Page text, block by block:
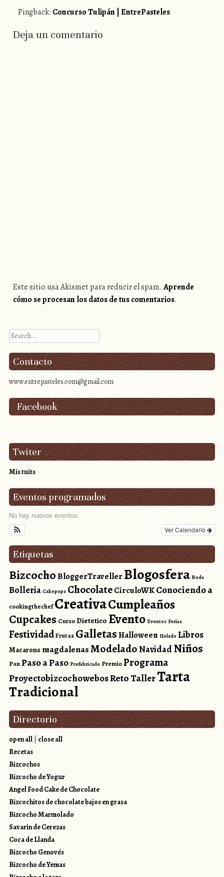
Pingback: Concurso Tulipán | EntrePasteles
Deja un comentario
Este sitio usa Akismet para reducir el spam.Aprende
cómo se procesan los datos de tus comentarios.
Search
Contacto
www.entrepasteles.com@gmail.com
Facebook
Twiter
Mis tuits
Eventos programados
No hay nuevos eventos.
Ver Calendario
Etiquetas
BizcochoBloggerTravellerBlogosfera Boda
Bolleria Cakepops ChocolateCirculoWKConociendo a
cookingthechef CreativaCumpleaños
Cupcakes CursoDietetico Evento Eventos Ferias
FestividadFrutas GalletasHalloween Helado Libros
Macarons magdalenasModeladoNavidadNiños
PanPaso a Paso Prefabricado PremioPrograma
ProyectobizcochowebosReto TallerTarta
Tradicional
Directorio
open all| close all
Recetas
Bizcochos
Bizcocho de Yogur
Angel Food Cake de Chocolate
Bizcochitos de chocolate bajos en grasa
Bizcocho Marmolado
Savarín de Cerezas
Coca de Llanda
Bizcocho Genovés
Bizcocho de Yemas